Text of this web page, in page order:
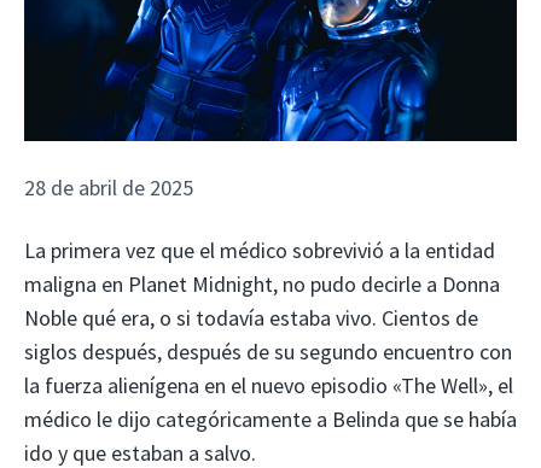
28 de abril de 2025
La primera vez que el médico sobrevivió a la entidad
maligna en Planet Midnight, no pudo decirle a Donna
Noble qué era, o si todavía estaba vivo. Cientos de
siglos después, después de su segundo encuentro con
la fuerza alienígena en el nuevo episodio «The Well», el
médico le dijo categóricamente a Belinda que se había
ido y que estaban a salvo.